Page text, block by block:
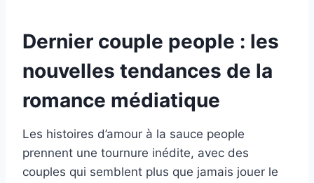
Dernier couple people : les
nouvelles tendances de la
romance médiatique
Les histoires d’amour à la sauce people
prennent une tournure inédite, avec des
couples qui semblent plus que jamais jouer le